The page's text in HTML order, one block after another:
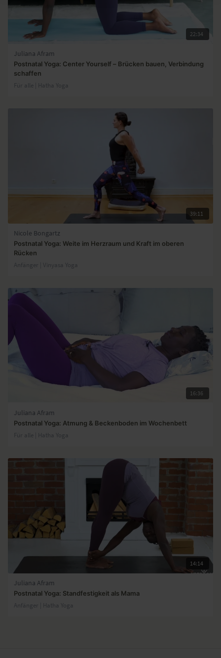
22:34
Juliana Afram
Postnatal Yoga: Center Yourself – Brücken bauen, Verbindung
schaffen
Für alle | Hatha Yoga
39:11
Nicole Bongartz
Postnatal Yoga: Weite im Herzraum und Kraft im oberen
Rücken
Anfänger | Vinyasa Yoga
16:36
Juliana Afram
Postnatal Yoga: Atmung & Beckenboden im Wochenbett
Für alle | Hatha Yoga
14:14
Juliana Afram
Postnatal Yoga: Standfestigkeit als Mama
Anfänger | Hatha Yoga